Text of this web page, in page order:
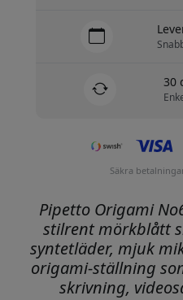
30
Säkra
Pipetto Origami
stilrent mörkblått
syntetläder, mjuk
origami-ställning
skrivning,